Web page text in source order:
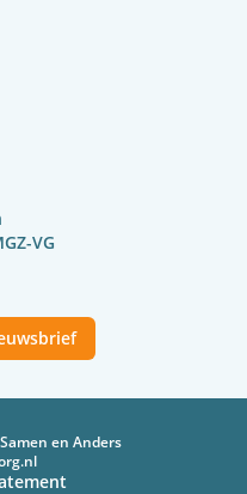
VG
en Anders